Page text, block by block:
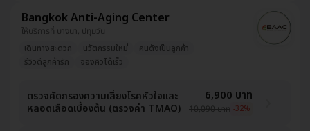
Bangkok Anti-Aging Center
ให้บริการที่ บางนา, ปทุมวัน
เดินทางสะดวก
นวัตกรรมใหม่
คนดังเป็นลูกค้า
รีวิวดีลูกค้ารัก
จองคิวได้เร็ว
ตรวจคัดกรองความเสี่ยงโรคหัวใจและ
หลอดเลือดเบื้องต้น (ตรวจค่า TMAO)
6,900 บาท
10,090 บาท -32%